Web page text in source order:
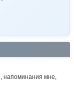
напоминания мне,